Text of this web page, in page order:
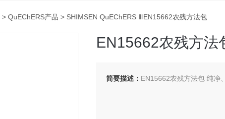
> QuEChERS产品 > SHIMSEN QuEChERS ⅢEN15662农残方法包
EN15662农残方法
简要描述： EN15662农残方法包 纯净